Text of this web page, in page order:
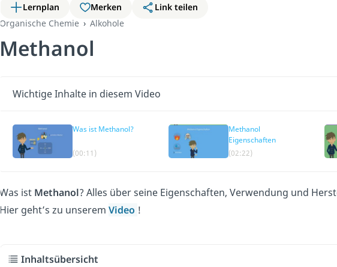
Lernplan Merken
Link teilen
Organische Chemie
Alkohole
Methanol
Wichtige Inhalte in diesem Video
Was ist Methanol?
(00:11)
Methanol
Eigenschaften
(02:22)
Was ist Methanol? Alles über seine Eigenschaften, Verwendung und
Hier geht’s zu unserem Video !
Inhaltsübersicht